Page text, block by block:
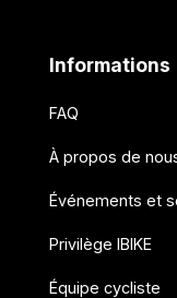
Informations
FAQ
À propos de
Événements et
Privilège IBIKE
Équipe cycliste